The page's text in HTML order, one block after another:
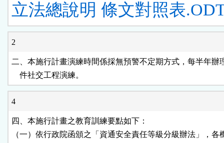
立法總說明 條文對照表
2
二、本施行計畫演練時間係採無預警不定期方式，每半年辦
    件社交工程演練。
4
四、本施行計畫之教育訓練要點如下：
（一）依行政院函頒之「資通安全責任等級分級辦法」，各